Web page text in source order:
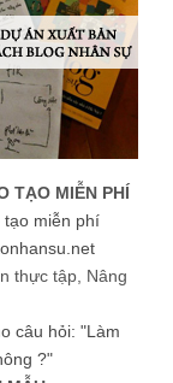
TẠO MIỄN PHÍ
miễn phí
thực tập, Nâng
câu hỏi: "Làm
?"